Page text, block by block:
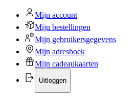
Mijn account
Mijn bestellingen
Mijn gebruikersgegevens
Mijn adresboek
Mijn cadeaukaarten
Uitloggen